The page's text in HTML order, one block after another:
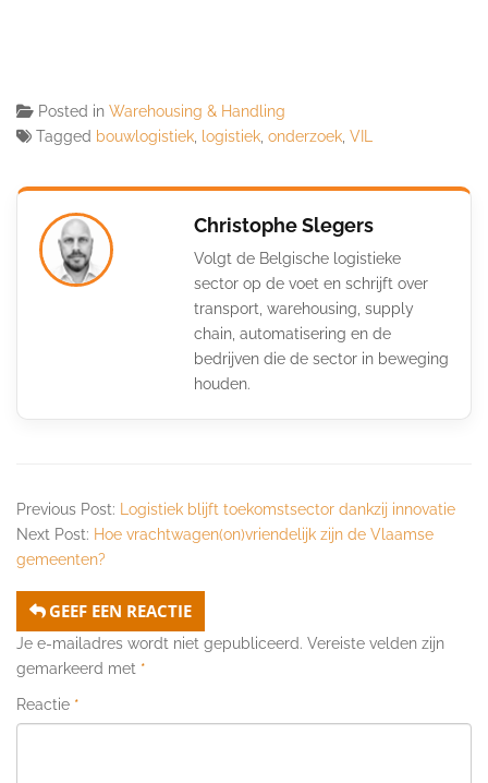
Posted in Warehousing & Handling
Tagged bouwlogistiek logistiek onderzoek VIL
Christophe Slegers
Volgt de Belgische logistieke
sector op de voet en schrijft over
transport, warehousing, supply
chain, automatisering en de
bedrijven die de sector in beweging
houden.
Previous Post:
Logistiek blijft toekomstsector dankzij innovatie
Next Post: Hoe vrachtwagen(on)vriendelijk zijn de Vlaamse
gemeenten?
GEEF EEN REACTIE
Je e-mailadres wordt niet gepubliceerd. Vereiste velden zijn
gemarkeerd met *
Reactie *